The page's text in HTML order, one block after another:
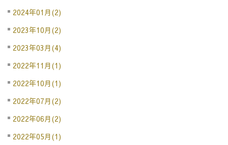
2024年01月(2)
2023年10月(2)
2023年03月(4)
2022年11月(1)
2022年10月(1)
2022年07月(2)
2022年06月(2)
2022年05月(1)